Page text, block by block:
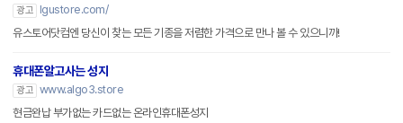
광고
lgustore.com/
유스토어닷컴엔 당신이 찾는 모든 기종을 저렴한 가격으로 만나 볼 수 있으니까!
휴대폰알고사는 성지
광고 www.algo3.store
현금완납 부가없는 카드없는 온라인휴대폰성지